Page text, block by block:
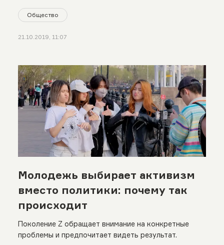
Общество
21.10.2019, 11:07
Молодежь выбирает активизм
вместо политики: почему так
происходит
Поколение Z обращает внимание на конкретные
проблемы и предпочитает видеть результат.